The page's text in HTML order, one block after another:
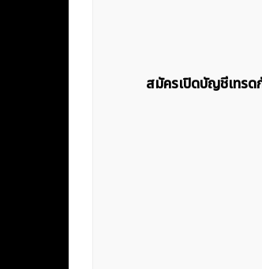
สมัครเปิดบัญชีเทรด